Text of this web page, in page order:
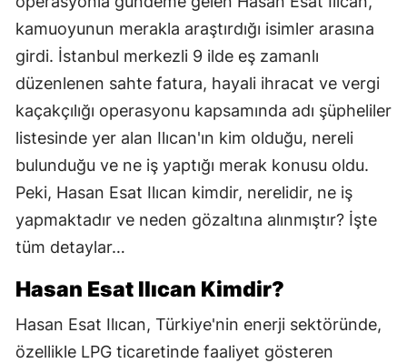
kamuoyunun merakla araştırdığı isimler arasına
girdi. İstanbul merkezli 9 ilde eş zamanlı
düzenlenen sahte fatura, hayali ihracat ve vergi
kaçakçılığı operasyonu kapsamında adı şüpheliler
listesinde yer alan Ilıcan'ın kim olduğu, nereli
bulunduğu ve ne iş yaptığı merak konusu oldu.
Peki, Hasan Esat Ilıcan kimdir, nerelidir, ne iş
yapmaktadır ve neden gözaltına alınmıştır? İşte
tüm detaylar…
Hasan Esat Ilıcan Kimdir?
Hasan Esat Ilıcan, Türkiye'nin enerji sektöründe,
özellikle LPG ticaretinde faaliyet gösteren